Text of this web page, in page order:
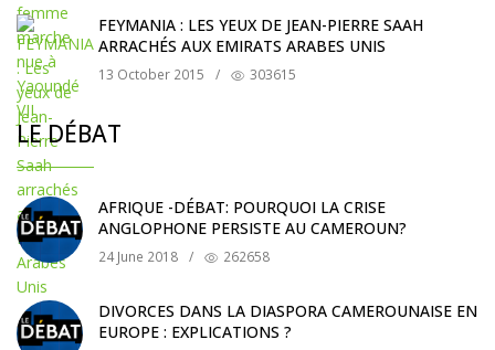
FEYMANIA : LES YEUX DE JEAN-PIERRE SAAH
ARRACHÉS AUX EMIRATS ARABES UNIS
13 October 2015 / 303615
LE DÉBAT
AFRIQUE -DÉBAT: POURQUOI LA CRISE
ANGLOPHONE PERSISTE AU CAMEROUN?
24 June 2018 / 262658
DIVORCES DANS LA DIASPORA CAMEROUNAISE EN
EUROPE : EXPLICATIONS ?